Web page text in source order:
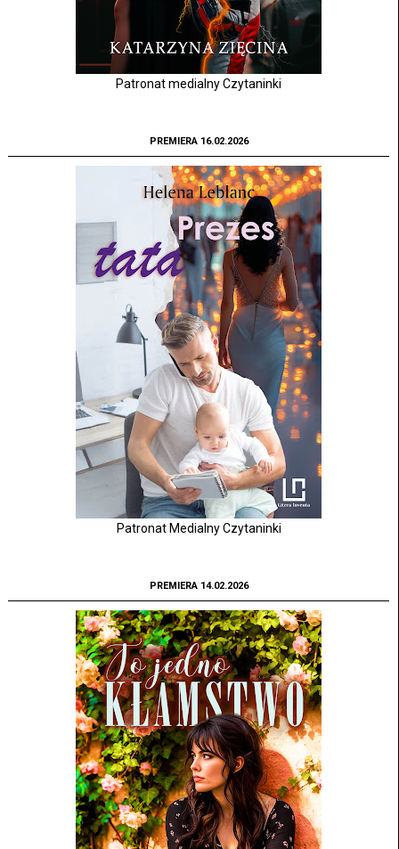
Patronat medialny Czytaninki
PREMIERA 16.02.2026
Patronat Medialny Czytaninki
PREMIERA 14.02.2026